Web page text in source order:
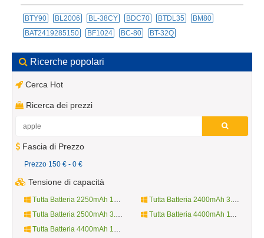
BTY90 BL2006 BL-38CY BDC70 BTDL35
BM80
BAT2419285150
BF1024 BC-80 BT-32Q
Ricerche popolari
Cerca Hot
Ricerca dei prezzi
Fascia di Prezzo
Prezzo 150 € - 0 €
Tensione di capacità
Tutta Batteria 2250mAh 10.8V
Tutta Batteria 2400mAh 3.7V
Tutta Batteria 2500mAh 3.8V
Tutta Batteria 4400mAh 11.1V
Tutta Batteria 4400mAh 14.4V